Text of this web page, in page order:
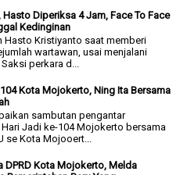
Hasto Diperiksa 4 Jam, Face To Face
Kedinginan
Hasto Kristiyanto saat memberi
wartawan, usai menjalani
perkara d...
Kota Mojokerto, Ning Ita Bersama
sambutan pengantar
Jadi ke-104 Mojokerto bersama
se Kota Mojooert...
DPRD Kota Mojokerto, Melda